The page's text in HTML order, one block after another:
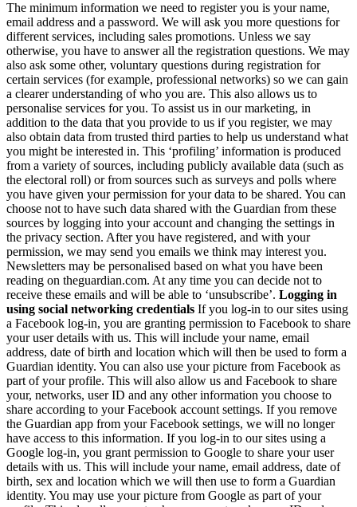
The minimum information we need to register you is your name,
email address and a password. We will ask you more questions for
different services, including sales promotions. Unless we say
otherwise, you have to answer all the registration questions. We may
also ask some other, voluntary questions during registration for
certain services (for example, professional networks) so we can gain
a clearer understanding of who you are. This also allows us to
personalise services for you. To assist us in our marketing, in
addition to the data that you provide to us if you register, we may
also obtain data from trusted third parties to help us understand what
you might be interested in. This ‘profiling’ information is produced
from a variety of sources, including publicly available data (such as
the electoral roll) or from sources such as surveys and polls where
you have given your permission for your data to be shared. You can
choose not to have such data shared with the Guardian from these
sources by logging into your account and changing the settings in
the privacy section. After you have registered, and with your
permission, we may send you emails we think may interest you.
Newsletters may be personalised based on what you have been
reading on theguardian.com. At any time you can decide not to
receive these emails and will be able to ‘unsubscribe’. Logging in
using social networking credentials If you log-in to our sites using
a Facebook log-in, you are granting permission to Facebook to share
your user details with us. This will include your name, email
address, date of birth and location which will then be used to form a
Guardian identity. You can also use your picture from Facebook as
part of your profile. This will also allow us and Facebook to share
your, networks, user ID and any other information you choose to
share according to your Facebook account settings. If you remove
the Guardian app from your Facebook settings, we will no longer
have access to this information. If you log-in to our sites using a
Google log-in, you grant permission to Google to share your user
details with us. This will include your name, email address, date of
birth, sex and location which we will then use to form a Guardian
identity. You may use your picture from Google as part of your